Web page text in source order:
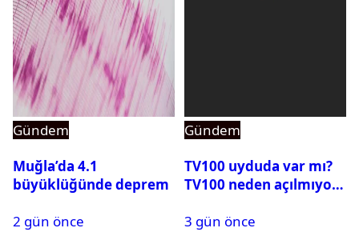
Gündem
Muğla’da 4.1
büyüklüğünde deprem
2 gün önce
Gündem
TV100 uyduda var mı?
TV100 neden açılmıyor?
3 gün önce